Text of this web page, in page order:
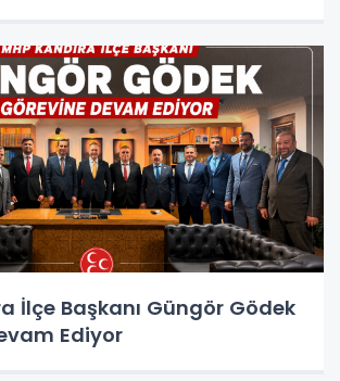
İlçe Başkanı Güngör Gödek
Ediyor